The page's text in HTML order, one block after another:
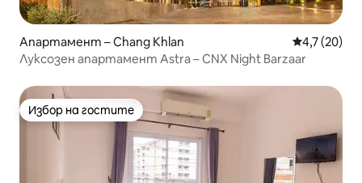
Апартамент – Chang Khlan Средна
4,7 (20)
Луксозен апартамент Astra – CNX Night Barzaar
Избор на гостите
Избор на гостите